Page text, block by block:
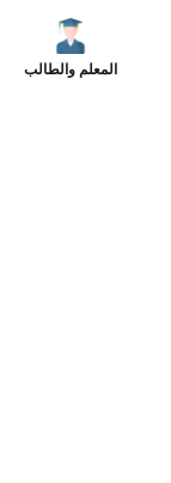
المعلم والطالب